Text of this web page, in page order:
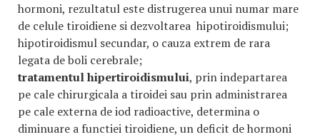
hormoni, rezultatul este distrugerea unui numar mare
de celule tiroidiene si dezvoltarea hipotiroidismului;
hipotiroidismul secundar, o cauza extrem de rara
legata de boli cerebrale;
tratamentul hipertiroidismului, prin indepartarea
pe cale chirurgicala a tiroidei sau prin administrarea
pe cale externa de iod radioactive, determina o
diminuare a functiei tiroidiene, un deficit de hormoni